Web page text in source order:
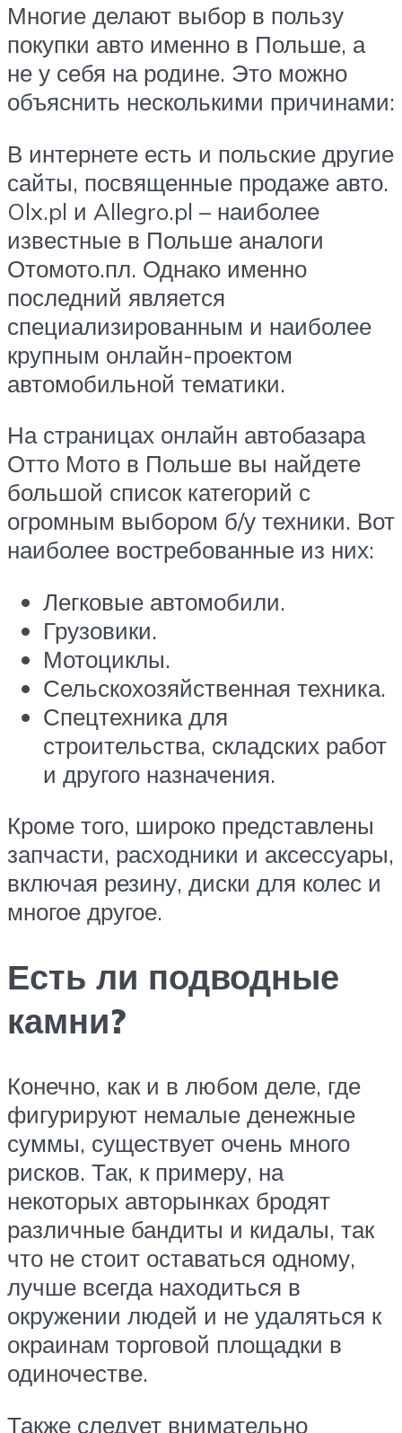
Многие делают выбор в пользу
покупки авто именно в Польше, а
не у себя на родине. Это можно
объяснить несколькими причинами:
В интернете есть и польские другие
сайты, посвященные продаже авто.
Olx.pl и Allegro.pl – наиболее
известные в Польше аналоги
Отомото.пл. Однако именно
последний является
специализированным и наиболее
крупным онлайн-проектом
автомобильной тематики.
На страницах онлайн автобазара
Отто Мото в Польше вы найдете
большой список категорий с
огромным выбором б/у техники. Вот
наиболее востребованные из них:
Легковые автомобили.
Грузовики.
Мотоциклы.
Сельскохозяйственная техника.
Спецтехника для
строительства, складских работ
и другого назначения.
Кроме того, широко представлены
запчасти, расходники и аксессуары,
включая резину, диски для колес и
многое другое.
Есть ли подводные
камни?
Конечно, как и в любом деле, где
фигурируют немалые денежные
суммы, существует очень много
рисков. Так, к примеру, на
некоторых авторынках бродят
различные бандиты и кидалы, так
что не стоит оставаться одному,
лучше всегда находиться в
окружении людей и не удаляться к
окраинам торговой площадки в
одиночестве.
Также следует внимательно